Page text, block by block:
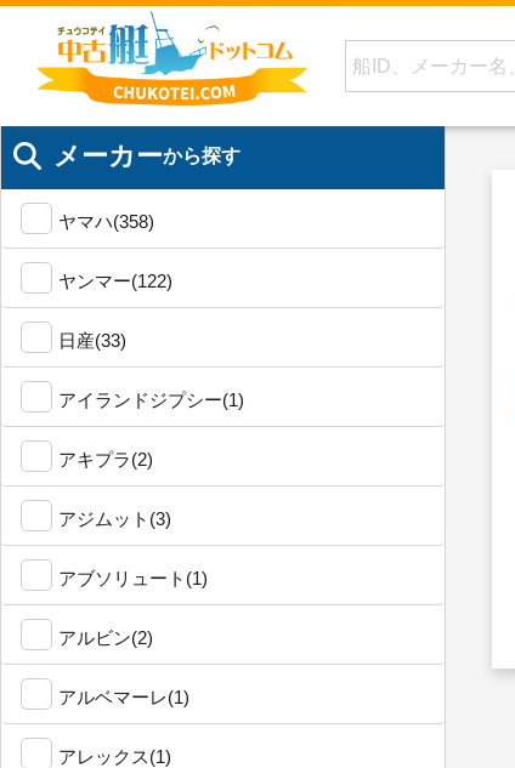
メーカーから探す
ヤマハ(358)
ヤンマー(122)
日産(33)
アイランドジプシー(1)
アキプラ(2)
アジムット(3)
アブソリュート(1)
アルビン(2)
アルベマーレ(1)
アレックス(1)